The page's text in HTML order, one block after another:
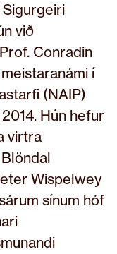
við
Conradin
í
(NAIP)
Hún hefur
virtra
Wispelwey
sínum hóf